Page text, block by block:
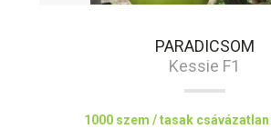
PARADICSOM
Kessie F1
1000 szem / tasak csávázatlan